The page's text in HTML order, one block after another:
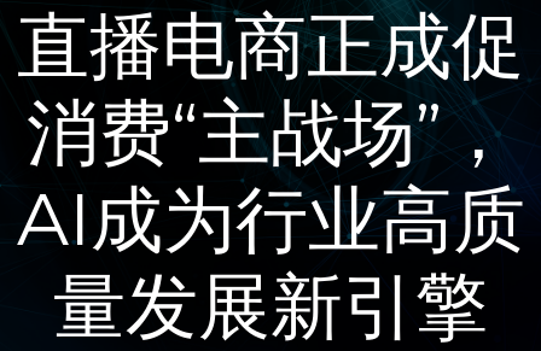
直播电商正成促
消费“主战场”，
AI成为行业高质
量发展新引擎